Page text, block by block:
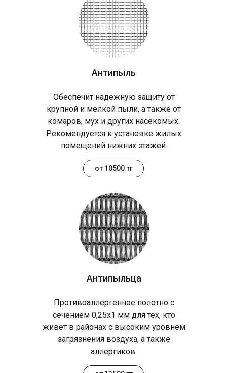
Антипыльца
Антипыль
Противоаллергенное полотно с
сечением 0,25х1 мм для тех, кто
живет в районах с высоким уровнем
загрязнения воздуха, а также
аллергиков.
Обеспечит надежную защиту от
крупной и мелкой пыли, а также от
комаров, мух и других насекомых.
Рекомендуется к установке жилых
помещений нижних этажей.
от 10500 тг